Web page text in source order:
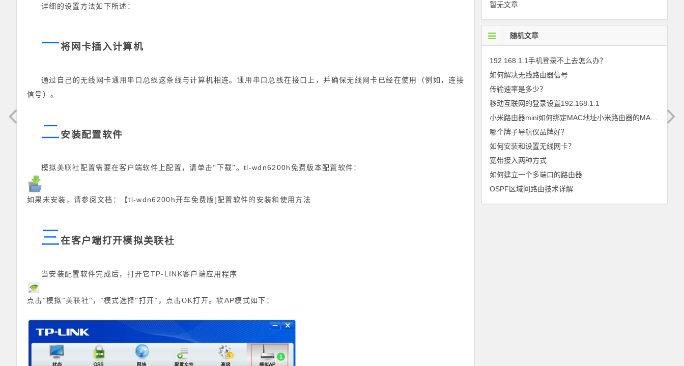
详细的设置方法如下所述：
一将网卡插入计算机
通过自己的无线网卡通用串口总线这条线与计算机相连。 通用串口总线在接口上，并确保无线网卡已经在使用（例如，连接
信号）。
二安装配置软件
模拟 美联社 配置需要在客户端软件上配置，请单击“下载”。tl-wdn6200h 免费版本配置软件：
如果未安装，请参阅文档： 【tl-wdn6200h开车免费版 ]配置软件的安装和使用 方法
三在客户端打开模拟美联社
当安装配置软件完成后，打开它 TP-LINK客户端应用程序
点击“模拟”美联社“， “模式选择“打开”，点击OK打开。软AP模式如下：
暂无文章
随机文章
192.168.1.1手机登录不上去怎么办？
如何解决无线路由器信号
传输速率是多少？
移动互联网的登录设置192.168.1.1
小米路由器mini如何绑定MAC地址小米路由器的MAC地址绑定的方法
哪个牌子导航仪品牌好？
如何安装和设置无线网卡？
宽带接入两种方式
如何建立一个多端口的路由器
OSPF区域间路由技术详解